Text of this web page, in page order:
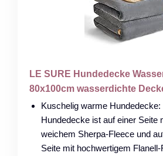
LE SURE Hundedecke
80x100cm wasserdichte
Kuschelig warme
Hundedecke ist auf einer Seite
weichem Sherpa-Fleece und
Seite mit hochwertigem